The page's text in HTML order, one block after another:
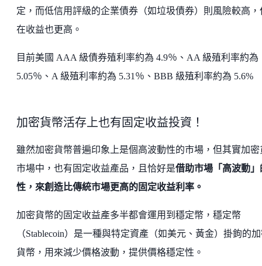
定，而低信用評級的企業債券（如垃圾債券）則風險較高，
在收益也更高。
目前美國 AAA 級債券殖利率約為 4.9％、AA 級殖利率約為
5.05％、A 級殖利率約為 5.31％、BBB 級殖利率約為 5.6%
加密貨幣活存 上也有固定收益投資！
雖然加密貨幣普遍印象上是個高波動性的市場，但其實加密
市場中，也有固定收益產品，且恰好是借助市場「高波動」
性，來創造比傳統市場更高的固定收益利率。
加密貨幣的固定收益產多半都會運用到穩定幣，穩定幣
（Stablecoin）是一種與特定資產（如美元、黃金）掛鉤的
貨幣，用來減少價格波動，提供價格穩定性。